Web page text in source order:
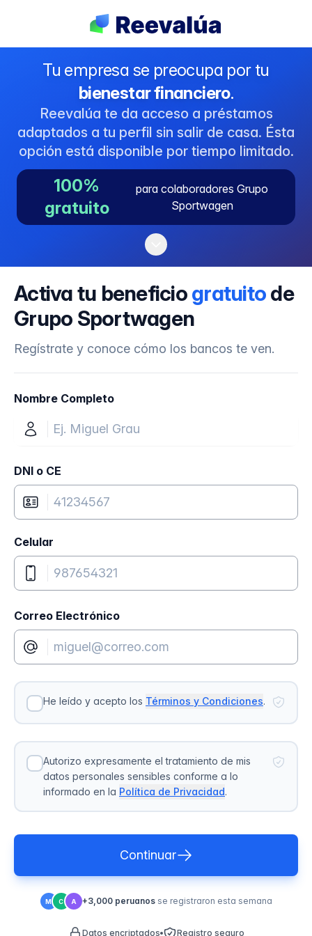
Tu empresa se preocupa por tu
bienestar financiero.
Reevalúa te da acceso a préstamos
adaptados a tu perfil sin salir de casa. Ésta
opción está disponible por tiempo limitado.
100%
gratuito
para colaboradores Grupo
Sportwagen
Activa tu beneficiogratuitode
Grupo Sportwagen
Regístrate y conoce cómo los bancos te ven.
Nombre Completo
DNI o CE
Celular
Correo Electrónico
He leído y acepto los Términos y Condiciones.
Autorizo expresamente el tratamiento de mis
datos personales sensibles conforme a lo
informado en la Política de Privacidad.
Continuar
M C A +3,000 peruanosse registraron esta semana
Datos encriptados Registro seguro